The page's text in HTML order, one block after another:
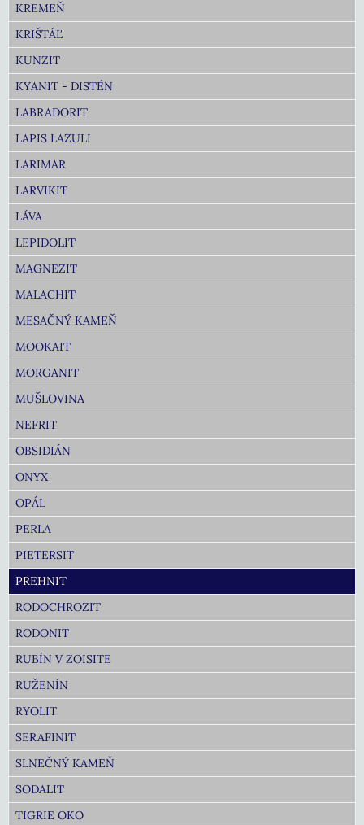
KREMEŇ
KRIŠTÁĽ
KUNZIT
KYANIT - DISTÉN
LABRADORIT
LAPIS LAZULI
LARIMAR
LARVIKIT
LÁVA
LEPIDOLIT
MAGNEZIT
MALACHIT
MESAČNÝ KAMEŇ
MOOKAIT
MORGANIT
MUŠLOVINA
NEFRIT
OBSIDIÁN
ONYX
OPÁL
PERLA
PIETERSIT
PREHNIT
RODOCHROZIT
RODONIT
RUBÍN V ZOISITE
RUŽENÍN
RYOLIT
SERAFINIT
SLNEČNÝ KAMEŇ
SODALIT
TIGRIE OKO